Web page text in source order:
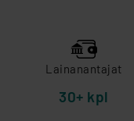
Lainanantajat
30+ kpl